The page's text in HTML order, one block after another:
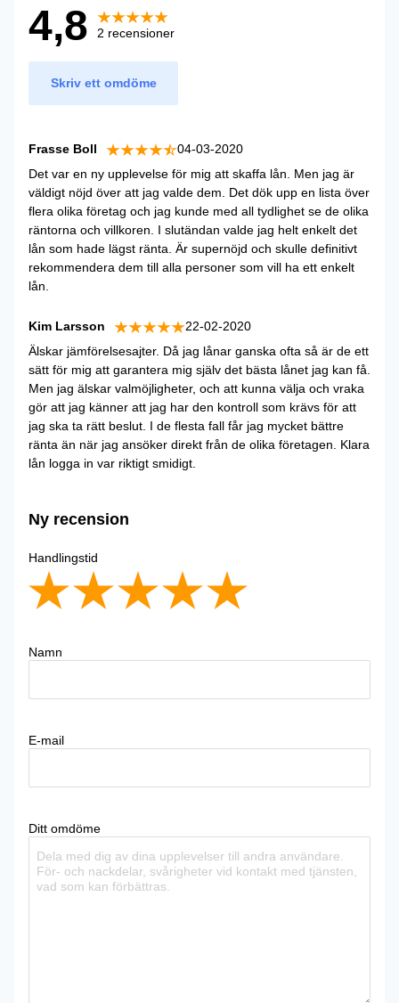
4,8 2 recensioner
Skriv ett omdöme
Frasse Boll
04-03-2020
Det var en ny upplevelse för mig att skaffa lån. Men jag är
väldigt nöjd över att jag valde dem. Det dök upp en lista över
flera olika företag och jag kunde med all tydlighet se de olika
räntorna och villkoren. I slutändan valde jag helt enkelt det
lån som hade lägst ränta. Är supernöjd och skulle definitivt
rekommendera dem till alla personer som vill ha ett enkelt
lån.
Kim Larsson
22-02-2020
Älskar jämförelsesajter. Då jag lånar ganska ofta så är de ett
sätt för mig att garantera mig själv det bästa lånet jag kan få.
Men jag älskar valmöjligheter, och att kunna välja och vraka
gör att jag känner att jag har den kontroll som krävs för att
jag ska ta rätt beslut. I de flesta fall får jag mycket bättre
ränta än när jag ansöker direkt från de olika företagen. Klara
lån logga in var riktigt smidigt.
Ny recension
Handlingstid
Namn
E-mail
Ditt omdöme